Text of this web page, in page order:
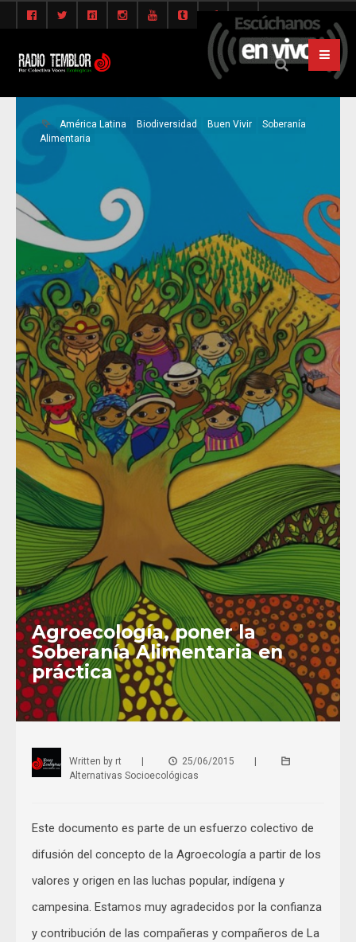
América Latina Biodiversidad Buen Vivir
Soberanía
Alimentaria
Agroecología, poner la
Soberanía Alimentaria en
práctica
Written by rt 25/06/2015
Alternativas Socioecológicas
Este documento es parte de un esfuerzo colectivo de
difusión del concepto de la Agroecología a partir de los
valores y origen en las luchas popular, indígena y
campesina. Estamos muy agradecidos por la confianza
y contribución de las compañeras y compañeros de La